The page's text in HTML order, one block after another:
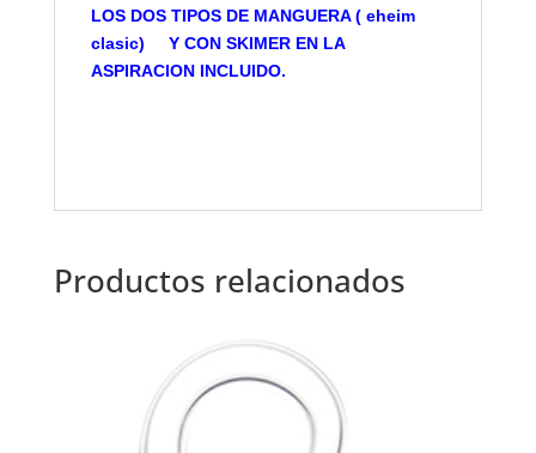
LOS DOS TIPOS DE MANGUERA ( eheim
clasic) Y CON SKIMER EN LA
ASPIRACION INCLUIDO.
Productos relacionados